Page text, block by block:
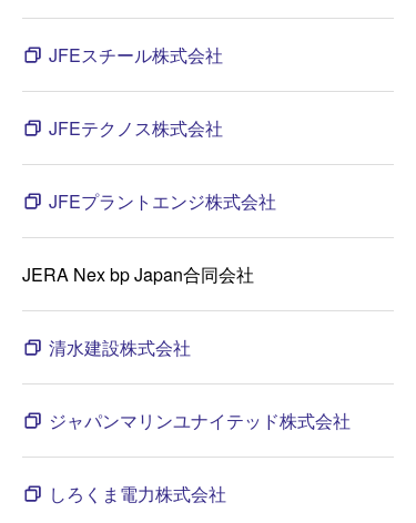
JFEスチール株式会社
JFEテクノス株式会社
JFEプラントエンジ株式会社
JERA Nex bp Japan合同会社
清水建設株式会社
ジャパンマリンユナイテッド株式会社
しろくま電力株式会社